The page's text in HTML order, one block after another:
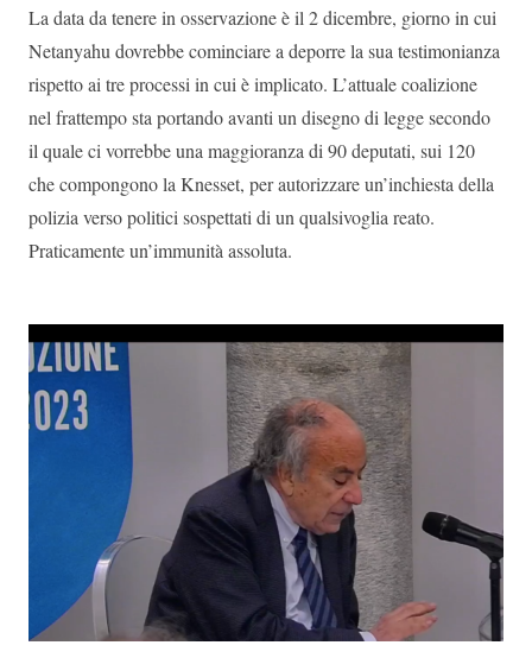
La data da tenere in osservazione è il 2 dicembre, giorno in cui
Netanyahu dovrebbe cominciare a deporre la sua testimonianza
rispetto ai tre processi in cui è implicato. L’attuale coalizione
nel frattempo sta portando avanti un disegno di legge secondo
il quale ci vorrebbe una maggioranza di 90 deputati, sui 120
che compongono la Knesset, per autorizzare un’inchiesta della
polizia verso politici sospettati di un qualsivoglia reato.
Praticamente un’immunità assoluta.